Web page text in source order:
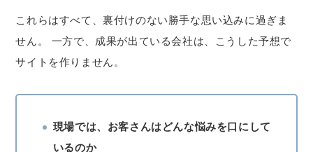
これらはすべて、裏付けのない勝手な思い込みに過ぎま
せん。 一方で、成果が出ている会社は、こうした予想で
サイトを作りません。
現場では、お客さんはどんな悩みを口にして
いるのか